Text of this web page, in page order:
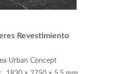
Revestimiento
Urban Concept